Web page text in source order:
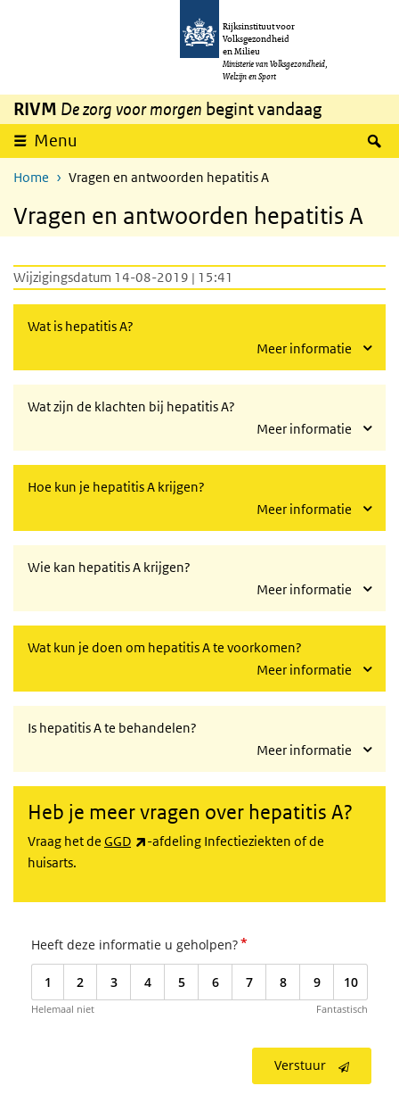
Overslaan en naar de inhoud gaan
Rijksinstituut voor
Volksgezondheid
en Milieu
Ministerie van Volksgezondheid,
Welzijn en Sport
RIVM De zorg voor morgen begint vandaag
Menu
Home Vragen en antwoorden hepatitis A
Vragen en antwoorden hepatitis A
Wijzigingsdatum 14-08-2019 | 15:41
Wat is hepatitis A?
Meer informatie
Wat zijn de klachten bij hepatitis A?
Meer informatie
Hoe kun je hepatitis A krijgen?
Meer informatie
Wie kan hepatitis A krijgen?
Meer informatie
Wat kun je doen om hepatitis A te voorkomen?
Meer informatie
Is hepatitis A te behandelen?
Meer informatie
Heb je meer vragen over hepatitis A?
Vraag het de GGD (externe link)
-afdeling Infectieziekten of de
huisarts.
Heeft deze informatie u geholpen?*
1 2 3 4 5 6 7 8 9 10
Helemaal niet Fantastisch
Verstuur